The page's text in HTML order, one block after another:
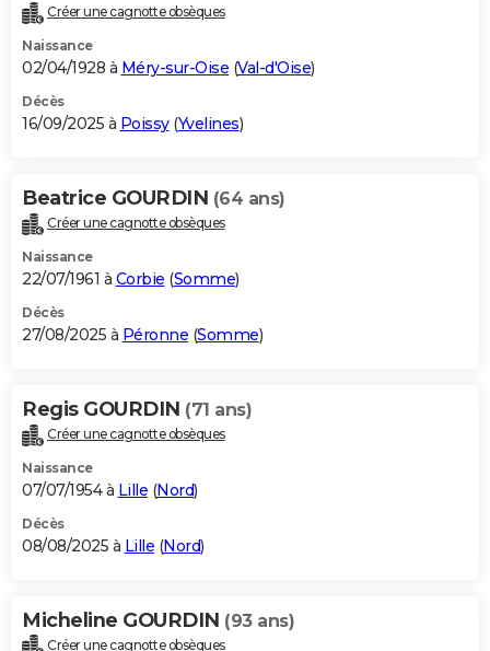
Créer une cagnotte obsèques
Naissance
02/04/1928 à Méry-sur-Oise (Val-d'Oise)
Décès
16/09/2025 à Poissy(Yvelines)
Beatrice GOURDIN (64 ans)
Créer une cagnotte obsèques
Naissance
22/07/1961 à Corbie (Somme)
Décès
27/08/2025 à Péronne (Somme)
Regis GOURDIN (71 ans)
Créer une cagnotte obsèques
Naissance
07/07/1954 à Lille (Nord)
Décès
08/08/2025 à Lille (Nord)
Micheline GOURDIN (93 ans)
Créer une cagnotte obsèques